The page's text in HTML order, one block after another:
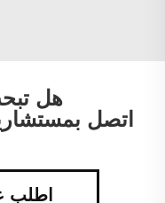
هل
اتصل
اطلب